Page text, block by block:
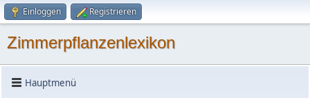
Einloggen Registrieren
Zimmerpflanzenlexikon
Hauptmenü